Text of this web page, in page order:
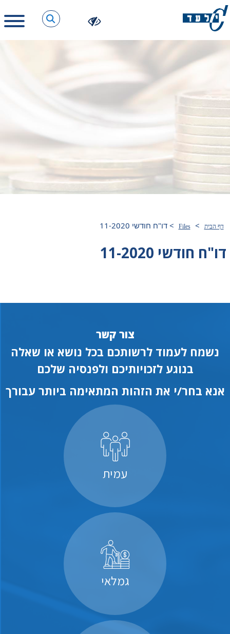
דף הבית >
Files
>דו"ח חודשי 11-2020
דו"ח חודשי 11-2020
צור קשר
נשמח לעמוד לרשותכם בכל נושא או שאלה
בנוגע לזכויותיכם ולפנסיה שלכם
אנא בחר/י את הזהות המתאימה ביותר עבורך
עמית
גמלאי